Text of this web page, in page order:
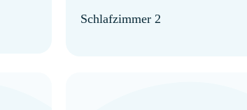
Schlafzimmer 2